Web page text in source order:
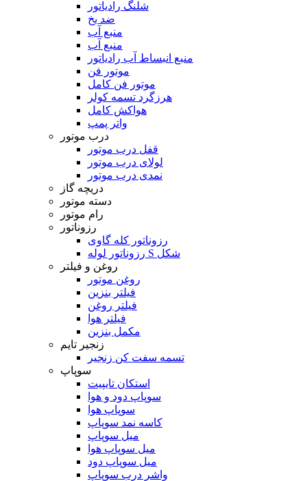
شلنگ رادیاتور
ضد یخ
منبع آب
منبع آب
منبع انبساط آب رادیاتور
موتور فن
موتور فن کامل
هرزگرد تسمه کولر
هواکش کامل
واتر پمپ
درب موتور
قفل درب موتور
لولای درب موتور
نمدی درب موتور
دریچه گاز
دسته موتور
رام موتور
رزوناتور
رزوناتور کله گاوی
رزوناتور لوله S شکل
روغن و فیلتر
روغن موتور
فیلتر بنزین
فیلتر روغن
فیلتر هوا
مکمل بنزین
زنجیر تایم
تسمه سفت کن زنجیر
سوپاپ
استکان تایپیت
سوپاپ دود و هوا
سوپاپ هوا
کاسه نمد سوپاپ
میل سوپاپ
میل سوپاپ هوا
میل سوپاپ دود
واشر درب سوپاپ